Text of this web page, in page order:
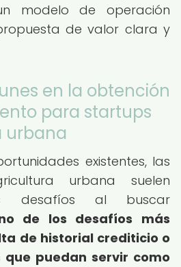
modelo de operación
de valor clara y
en la obtención
para startups
urbana
existentes, las
urbana suelen
desafíos al buscar
de los desafíos más
de historial crediticio o
puedan servir como